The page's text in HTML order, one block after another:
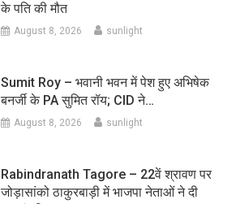
के पति की मौत
August 8, 2026 sunlight
Sumit Roy – भवानी भवन में पेश हुए अभिषेक
बनर्जी के PA सुमित रॉय; CID ने…
August 8, 2026 sunlight
Rabindranath Tagore – 22वें श्रावण पर
जोड़ासांको ठाकुरबाड़ी में भाजपा नेताओं ने दी